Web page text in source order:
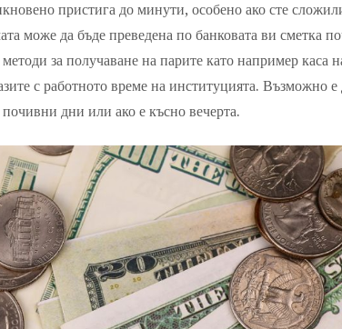
пристига до минути, особено ако сте
може да бъде преведена по банковата ви сметка
за получаване на парите като например каса
с работното време на институцията. Възможно
почивни дни или ако е късно вечерта.